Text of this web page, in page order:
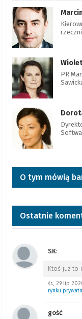
PR
O tym mówią
Ostatnie
SK:
Ktoś już to
śr., 29 lip
rynku
gość: